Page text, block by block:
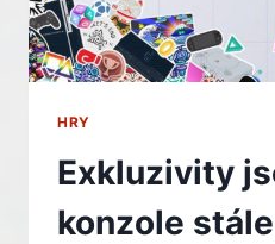
HRY
Exkluzivity
konzole